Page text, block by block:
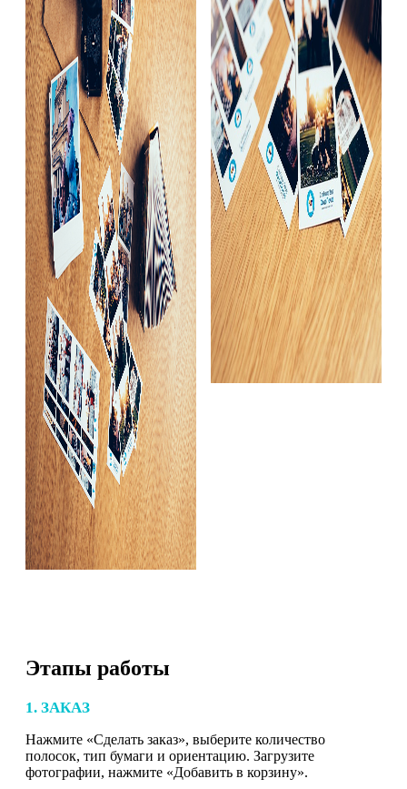
Этапы работы
1. ЗАКАЗ
Нажмите «Сделать заказ», выберите количество
полосок, тип бумаги и ориентацию. Загрузите
фотографии, нажмите «Добавить в корзину».